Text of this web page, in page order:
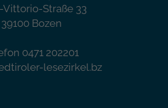
Vittorio-Straße 33
39100 Bozen
0471 202201
lesezirkel.bz